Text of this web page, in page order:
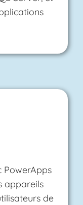
PowerApps
appareils
de